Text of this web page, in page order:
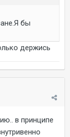
бы
держись
в принципе